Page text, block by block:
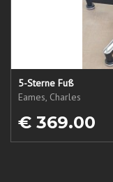
5-Sterne Fuß
Eames, Charles
€ 369.00